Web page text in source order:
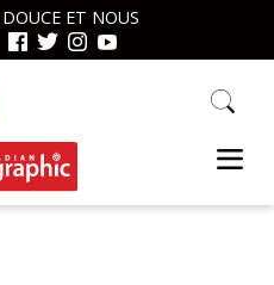
DOUCE ET NOUS
Search
website